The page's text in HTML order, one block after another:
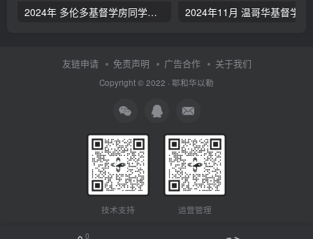
2024年 多伦多基督学房同学聚会：有福的教会（帖后1：1-5） 刘志雄
友链申请 免责声明 广告合作 关于我们
Copyright © 2022 · 耶和华以勒
技术支持 运营管理
0